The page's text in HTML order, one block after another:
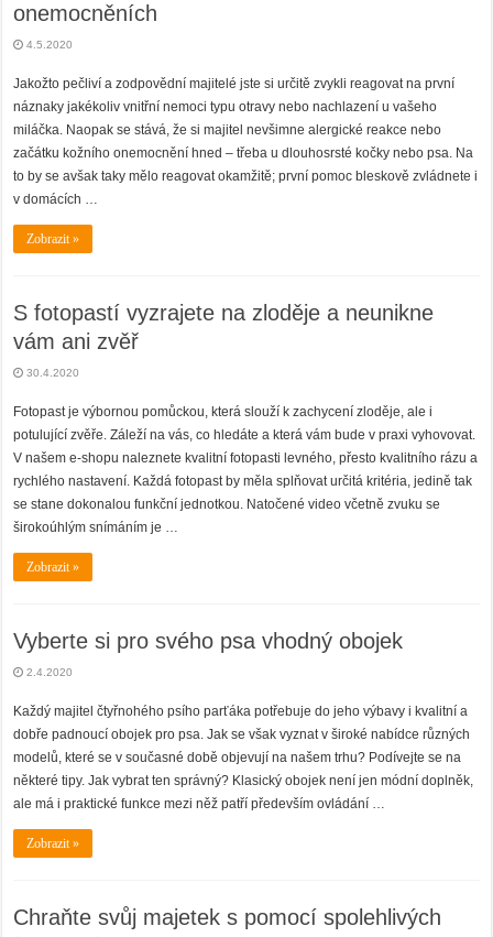
onemocněních
4.5.2020
Jakožto pečliví a zodpovědní majitelé jste si určitě zvykli reagovat na první
náznaky jakékoliv vnitřní nemoci typu otravy nebo nachlazení u vašeho
miláčka. Naopak se stává, že si majitel nevšimne alergické reakce nebo
začátku kožního onemocnění hned – třeba u dlouhosrsté kočky nebo psa. Na
to by se avšak taky mělo reagovat okamžitě; první pomoc bleskově zvládnete i
v domácích …
Zobrazit »
S fotopastí vyzrajete na zloděje a neunikne
vám ani zvěř
30.4.2020
Fotopast je výbornou pomůckou, která slouží k zachycení zloděje, ale i
potulující zvěře. Záleží na vás, co hledáte a která vám bude v praxi vyhovovat.
V našem e-shopu naleznete kvalitní fotopasti levného, přesto kvalitního rázu a
rychlého nastavení. Každá fotopast by měla splňovat určitá kritéria, jedině tak
se stane dokonalou funkční jednotkou. Natočené video včetně zvuku se
širokoúhlým snímáním je …
Zobrazit »
Vyberte si pro svého psa vhodný obojek
2.4.2020
Každý majitel čtyřnohého psího parťáka potřebuje do jeho výbavy i kvalitní a
dobře padnoucí obojek pro psa. Jak se však vyznat v široké nabídce různých
modelů, které se v současné době objevují na našem trhu? Podívejte se na
některé tipy. Jak vybrat ten správný? Klasický obojek není jen módní doplněk,
ale má i praktické funkce mezi něž patří především ovládání …
Zobrazit »
Chraňte svůj majetek s pomocí spolehlivých